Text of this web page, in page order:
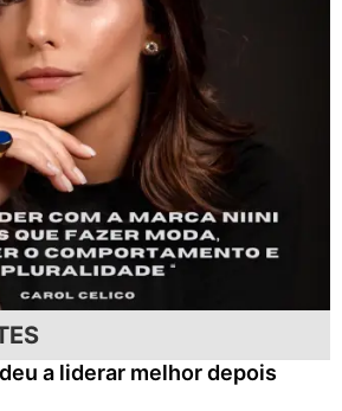
a liderar melhor depois